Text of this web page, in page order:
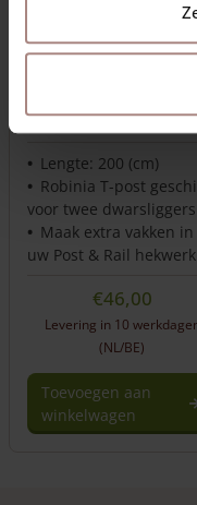
T-post robinia 2
Lengte: 200 (cm)
Robinia T-post
voor twee dwarsliggers
Maak extra vakken in
uw Post & Rail hekwerk
€46,00
Levering in 10
(NL/BE)
Toevoegen aan
winkelwagen